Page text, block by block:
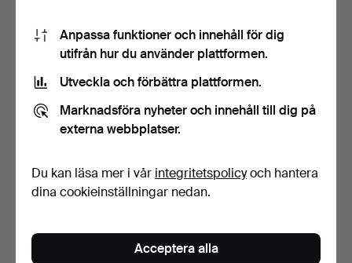
"Little Wanderer", x Bozar…
Anpassa funktioner och innehåll för dig
utifrån hur du använder plattformen.
Utveckla och förbättra plattformen.
Marknadsföra nyheter och innehåll till dig på
externa webbplatser.
Du kan läsa mer i vår integritetspolicyoch hantera
dina cookieinställningar nedan.
Acceptera alla